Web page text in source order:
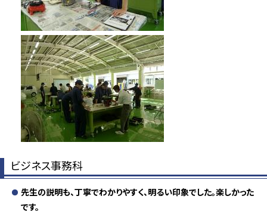
ビジネス事務科
先生の説明も、丁寧でわかりやすく、明るい印象でした。楽しかった
です。